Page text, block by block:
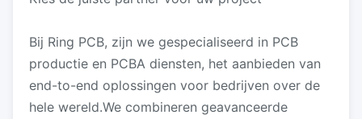
Bij Ring PCB, zijn we gespecialiseerd in PCB
productie en PCBA diensten, het aanbieden van
end-to-end oplossingen voor bedrijven over de
hele wereld.We combineren geavanceerde